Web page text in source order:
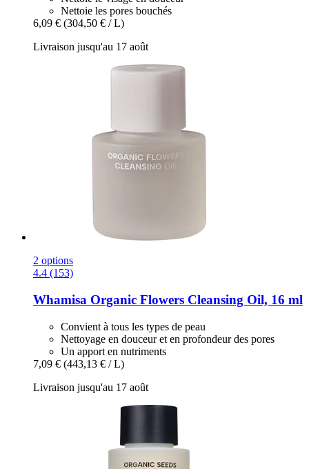
Nettoie les pores bouchés
6,09 € (304,50 € / L)
Livraison jusqu'au 17 août
2 options
4.4 (153)
Whamisa Organic Flowers Cleansing Oil, 16 ml
Convient à tous les types de peau
Nettoyage en douceur et en profondeur des pores
Un apport en nutriments
7,09 € (443,13 € / L)
Livraison jusqu'au 17 août